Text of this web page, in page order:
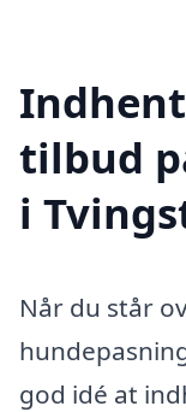
tilbud
i
Når du står
god idé at